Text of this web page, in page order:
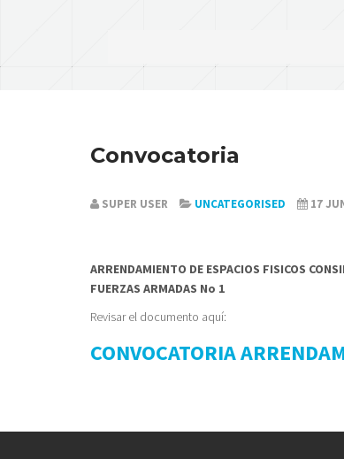
Convocatoria
SUPER USER UNCATEGORISED 17
ARRENDAMIENTO DE ESPACIOS FISICOS
FUERZAS ARMADAS No 1
Revisar el documento aquí:
CONVOCATORIA